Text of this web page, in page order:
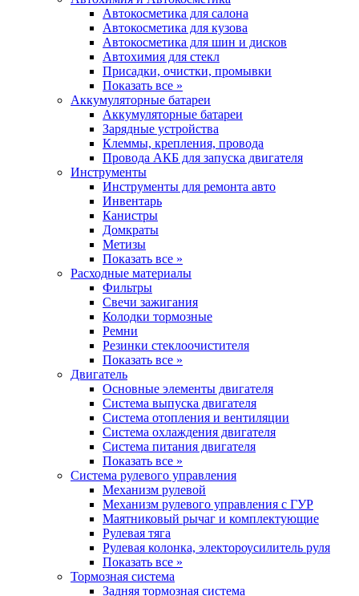
Автокосметика для салона
Автокосметика для кузова
Автокосметика для шин и дисков
Автохимия для стекл
Присадки, очистки, промывки
Показать все »
Аккумуляторные батареи
Аккумуляторные батареи
Зарядные устройства
Клеммы, крепления, провода
Провода АКБ для запуска двигателя
Инструменты
Инструменты для ремонта авто
Инвентарь
Канистры
Домкраты
Метизы
Показать все »
Расходные материалы
Фильтры
Свечи зажигания
Колодки тормозные
Ремни
Резинки стеклоочистителя
Показать все »
Двигатель
Основные элементы двигателя
Система выпуска двигателя
Система отопления и вентиляции
Система охлаждения двигателя
Система питания двигателя
Показать все »
Система рулевого управления
Механизм рулевой
Механизм рулевого управления с ГУР
Маятниковый рычаг и комплектующие
Рулевая тяга
Рулевая колонка, электороусилитель руля
Показать все »
Тормозная система
Задняя тормозная система